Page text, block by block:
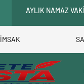
AYLIK NAMAZ
İMSAK